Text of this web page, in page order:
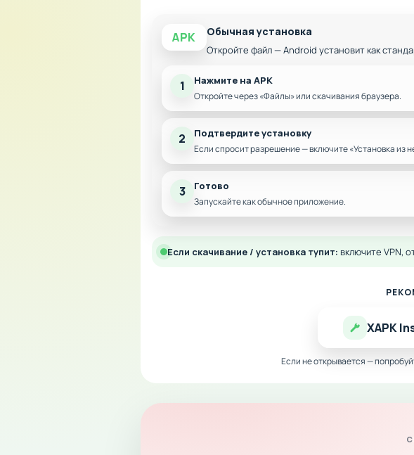
APK Обычная установка
Откройте файл — Android установит как
1 Нажмите на APK
Откройте через «Файлы» или скачивания браузера.
2 Подтвердите установку
Если спросит разрешение — включите «Установка из
3 Готово
Запускайте как обычное приложение.
Если скачивание / установка тупит: включите VPN,
XAPK
Если не открывается —